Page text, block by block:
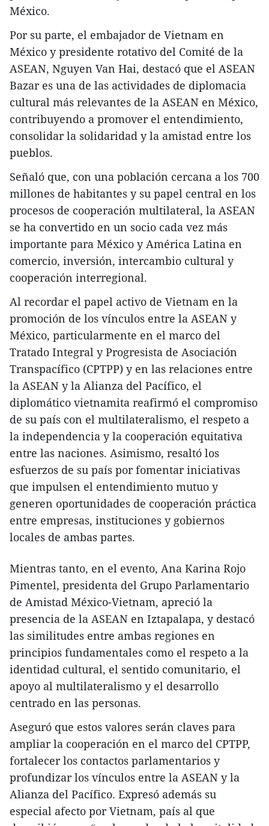
México.
Por su parte, el embajador de Vietnam en
México y presidente rotativo del Comité de la
ASEAN, Nguyen Van Hai, destacó que el ASEAN
Bazar es una de las actividades de diplomacia
cultural más relevantes de la ASEAN en México,
contribuyendo a promover el entendimiento,
consolidar la solidaridad y la amistad entre los
pueblos.
Señaló que, con una población cercana a los 700
millones de habitantes y su papel central en los
procesos de cooperación multilateral, la ASEAN
se ha convertido en un socio cada vez más
importante para México y América Latina en
comercio, inversión, intercambio cultural y
cooperación interregional.
Al recordar el papel activo de Vietnam en la
promoción de los vínculos entre la ASEAN y
México, particularmente en el marco del
Tratado Integral y Progresista de Asociación
Transpacífico (CPTPP) y en las relaciones entre
la ASEAN y la Alianza del Pacífico, el
diplomático vietnamita reafirmó el compromiso
de su país con el multilateralismo, el respeto a
la independencia y la cooperación equitativa
entre las naciones. Asimismo, resaltó los
esfuerzos de su país por fomentar iniciativas
que impulsen el entendimiento mutuo y
generen oportunidades de cooperación práctica
entre empresas, instituciones y gobiernos
locales de ambas partes.
Mientras tanto, en el evento, Ana Karina Rojo
Pimentel, presidenta del Grupo Parlamentario
de Amistad México-Vietnam, apreció la
presencia de la ASEAN en Iztapalapa, y destacó
las similitudes entre ambas regiones en
principios fundamentales como el respeto a la
identidad cultural, el sentido comunitario, el
apoyo al multilateralismo y el desarrollo
centrado en las personas.
Aseguró que estos valores serán claves para
ampliar la cooperación en el marco del CPTPP,
fortalecer los contactos parlamentarios y
profundizar los vínculos entre la ASEAN y la
Alianza del Pacífico. Expresó además su
especial afecto por Vietnam, país al que